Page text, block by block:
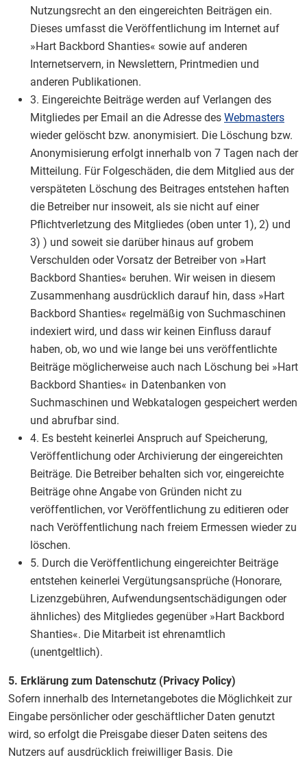
Nutzungsrecht an den eingereichten Beiträgen ein.
Dieses umfasst die Veröffentlichung im Internet auf
»Hart Backbord Shanties« sowie auf anderen
Internetservern, in Newslettern, Printmedien und
anderen Publikationen.
3. Eingereichte Beiträge werden auf Verlangen des
Mitgliedes per Email an die Adresse des Webmasters
wieder gelöscht bzw. anonymisiert. Die Löschung bzw.
Anonymisierung erfolgt innerhalb von 7 Tagen nach der
Mitteilung. Für Folgeschäden, die dem Mitglied aus der
verspäteten Löschung des Beitrages entstehen haften
die Betreiber nur insoweit, als sie nicht auf einer
Pflichtverletzung des Mitgliedes (oben unter 1), 2) und
3) ) und soweit sie darüber hinaus auf grobem
Verschulden oder Vorsatz der Betreiber von »Hart
Backbord Shanties« beruhen. Wir weisen in diesem
Zusammenhang ausdrücklich darauf hin, dass »Hart
Backbord Shanties« regelmäßig von Suchmaschinen
indexiert wird, und dass wir keinen Einfluss darauf
haben, ob, wo und wie lange bei uns veröffentlichte
Beiträge möglicherweise auch nach Löschung bei »Hart
Backbord Shanties« in Datenbanken von
Suchmaschinen und Webkatalogen gespeichert werden
und abrufbar sind.
4. Es besteht keinerlei Anspruch auf Speicherung,
Veröffentlichung oder Archivierung der eingereichten
Beiträge. Die Betreiber behalten sich vor, eingereichte
Beiträge ohne Angabe von Gründen nicht zu
veröffentlichen, vor Veröffentlichung zu editieren oder
nach Veröffentlichung nach freiem Ermessen wieder zu
löschen.
5. Durch die Veröffentlichung eingereichter Beiträge
entstehen keinerlei Vergütungsansprüche (Honorare,
Lizenzgebühren, Aufwendungsentschädigungen oder
ähnliches) des Mitgliedes gegenüber »Hart Backbord
Shanties«. Die Mitarbeit ist ehrenamtlich
(unentgeltlich).
5. Erklärung zum Datenschutz (Privacy Policy)
Sofern innerhalb des Internetangebotes die Möglichkeit zur
Eingabe persönlicher oder geschäftlicher Daten genutzt
wird, so erfolgt die Preisgabe dieser Daten seitens des
Nutzers auf ausdrücklich freiwilliger Basis. Die